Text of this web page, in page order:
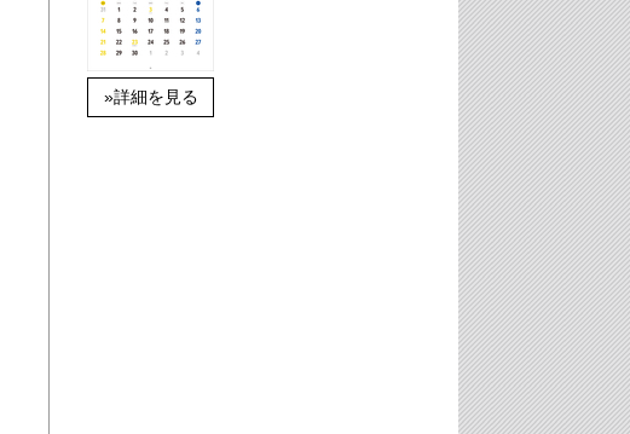
»詳細を見る